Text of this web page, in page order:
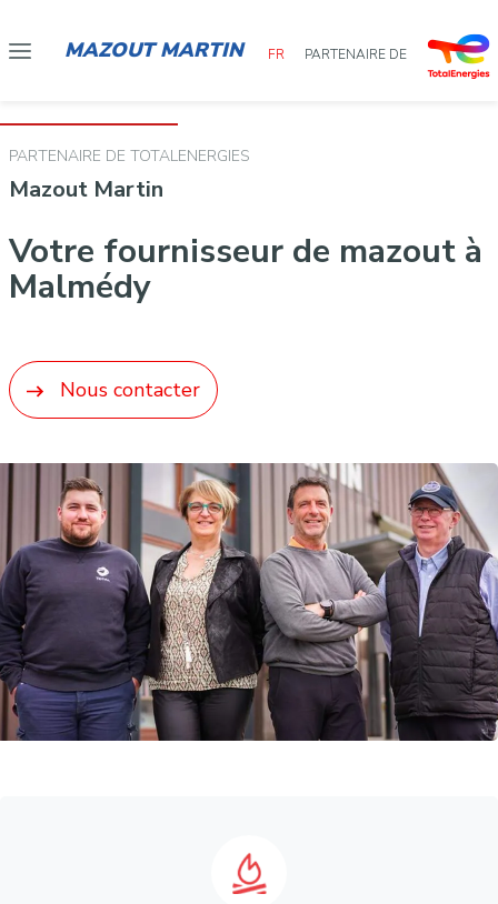
MAZOUT MARTIN FR PARTENAIRE DE
PARTENAIRE DE TOTALENERGIES
Mazout Martin
Votre fournisseur de mazout à
Malmédy
Nous contacter